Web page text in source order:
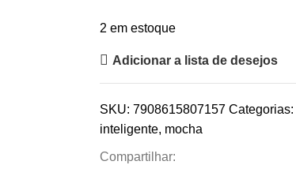
2 em estoque
Adicionar a lista de desejos
SKU: 7908615807157 Categorias:
inteligente, mocha
Compartilhar: